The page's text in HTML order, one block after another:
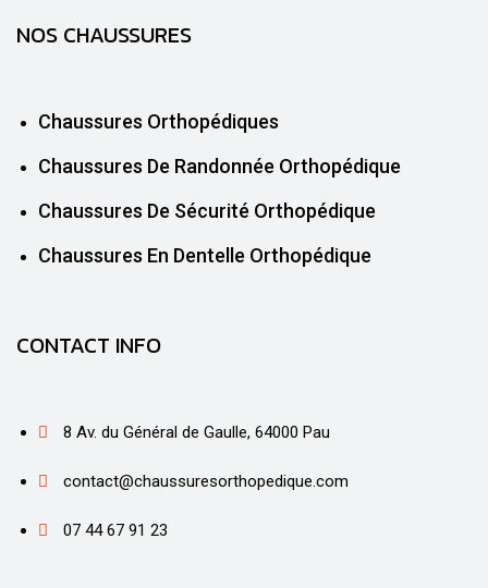
NOS CHAUSSURES
Chaussures Orthopédiques
Chaussures De Randonnée Orthopédique
Chaussures De Sécurité Orthopédique
Chaussures En Dentelle Orthopédique
CONTACT INFO
8 Av. du Général de Gaulle, 64000 Pau
contact@chaussuresorthopedique.com
07 44 67 91 23